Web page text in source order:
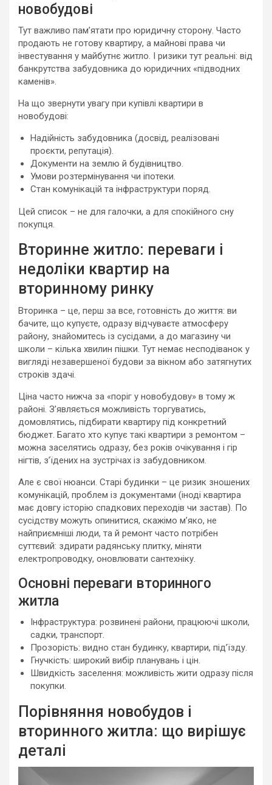
новобудові
Тут важливо пам’ятати про юридичну сторону. Часто
продають не готову квартиру, а майнові права чи
інвестування у майбутнє житло. І ризики тут реальні: від
банкрутства забудовника до юридичних «підводних
каменів».
На що звернути увагу при купівлі квартири в
новобудові:
Надійність забудовника (досвід, реалізовані
проєкти, репутація).
Документи на землю й будівництво.
Умови розтермінування чи іпотеки.
Стан комунікацій та інфраструктури поряд.
Цей список – не для галочки, а для спокійного сну
покупця.
Вторинне житло: переваги і
недоліки квартир на
вторинному ринку
Вторинка – це, перш за все, готовність до життя: ви
бачите, що купуєте, одразу відчуваєте атмосферу
району, знайомитесь із сусідами, а до магазину чи
школи – кілька хвилин пішки. Тут немає несподіванок у
вигляді незавершеної будови за вікном або затягнутих
строків здачі.
Ціна часто нижча за «поріг у новобудову» в тому ж
районі. З’являється можливість торгуватись,
домовлятись, підбирати квартиру під конкретний
бюджет. Багато хто купує такі квартири з ремонтом –
можна заселятись одразу, без років очікування і гір
нігтів, з’їдених на зустрічах із забудовником.
Але є свої нюанси. Старі будинки – це ризик зношених
комунікацій, проблем із документами (іноді квартира
має довгу історію спадкових переходів чи застав). По
сусідству можуть опинитися, скажімо м’яко, не
найприємніші люди, та й ремонт часто потрібен
суттєвий: здирати радянську плитку, міняти
електропроводку, оновлювати сантехніку.
Основні переваги вторинного
житла
Інфраструктура: розвинені райони, працюючі школи,
садки, транспорт.
Прозорість: видно стан будинку, квартири, під’їзду.
Гнучкість: широкий вибір планувань і цін.
Швидкість заселення: можливість жити одразу після
покупки.
Порівняння новобудов і
вторинного житла: що вирішує
деталі